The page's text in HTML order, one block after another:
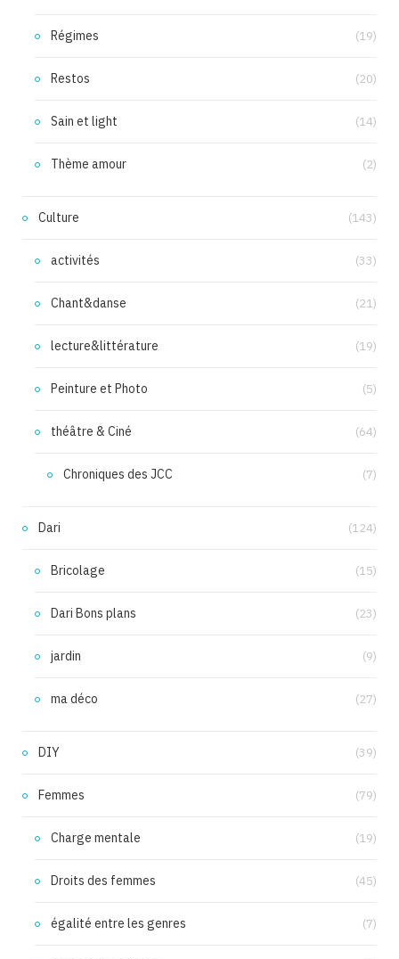
Régimes (19)
Restos (20)
Sain et light (14)
Thème amour (2)
Culture (143)
activités (33)
Chant&danse (21)
lecture&littérature (19)
Peinture et Photo (5)
théâtre & Ciné (64)
Chroniques des JCC (7)
Dari (124)
Bricolage (15)
Dari Bons plans (23)
jardin (9)
ma déco (27)
DIY (39)
Femmes (79)
Charge mentale (19)
Droits des femmes (45)
égalité entre les genres (7)